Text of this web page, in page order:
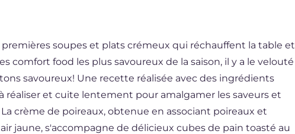
DE
NL
soupes et plats crémeux qui réchauffent la table et
comfort food les plus savoureux de la saison, il y a le velouté
savoureux! Une recette réalisée avec des ingrédients
réaliser et cuite lentement pour amalgamer les saveurs et
crème de poireaux, obtenue en associant poireaux et
jaune, s'accompagne de délicieux cubes de pain toasté au